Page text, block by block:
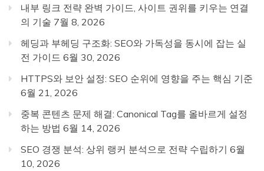
내부 링크 전략 완벽 가이드, 사이트 권위를 키우는 연결
의 기술 7월 8, 2026
헤딩과 부헤딩 구조화: SEO와 가독성을 동시에 잡는 실
전 가이드 6월 30, 2026
HTTPS와 보안 설정: SEO 순위에 영향을 주는 핵심 기준
6월 21, 2026
중복 콘텐츠 문제 해결: Canonical Tag를 올바르게 설정
하는 방법 6월 14, 2026
SEO 경쟁 분석: 상위 랭커 분석으로 전략 수립하기 6월
10, 2026